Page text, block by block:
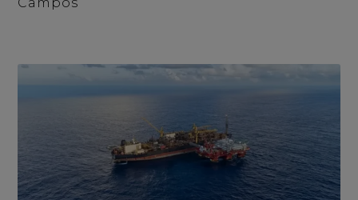
Campos